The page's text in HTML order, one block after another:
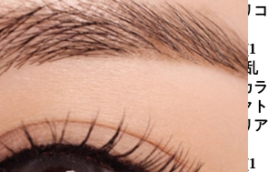
安カラコン、格安カラコン専門のシリコ
ゲル シリコン ハイドロゲル
ミナス グレー] ボシュロム ラシェル (1
視用カラコン、乱視カラコン、格安乱
ン、激安乱視用カラコン、韓国乱視カラ
用カラコン、遠視カラコン、コンタクト
安カラコン、格安カラコン専門のクリア
ン クリア透明カラコン
ミナス グレー] ボシュロム ラシェル (1